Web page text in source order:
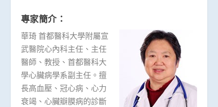
專家簡介：
華琦 首都醫科大學附屬宣
武醫院心內科主任、主任
醫師、教授、首都醫科大
學心臟病學系副主任。擅
長高血壓、冠心病、心力
衰竭、心臟瓣膜病的診斷